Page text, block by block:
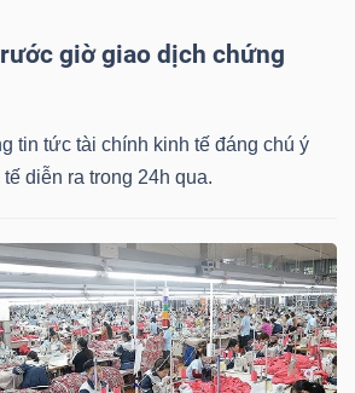
giờ giao dịch chứng
tin tức tài chính kinh tế đáng chú ý
diễn ra trong 24h qua.